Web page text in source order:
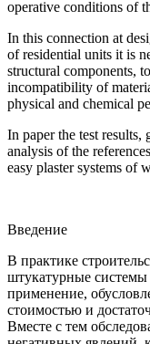
operative conditions of
In this connection at
of residential units it is
structural components,
incompatibility of
physical and chemical
In paper the test results,
analysis of the
easy plaster systems of
Введение
В практике
штукатурные системы
применение,
стоимостью и
Вместе с тем